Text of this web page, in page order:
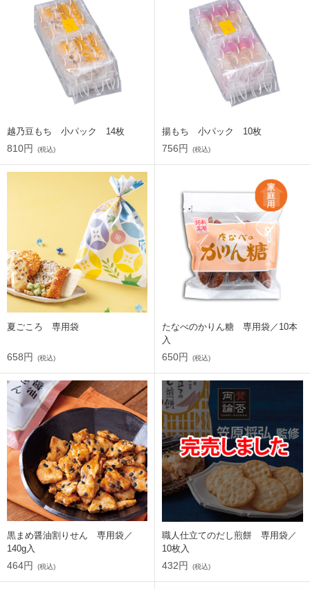
越乃豆もち 小パック 14枚
810円 (税込)
揚もち 小パック 10枚
756円 (税込)
夏ごころ 専用袋
658円 (税込)
たなべのかりん糖 専用袋／10本
入
650円 (税込)
黒まめ醤油割りせん 専用袋／
140g入
464円 (税込)
職人仕立てのだし煎餅 専用袋／
10枚入
432円 (税込)